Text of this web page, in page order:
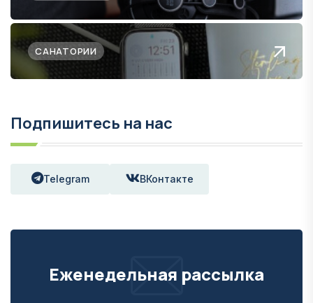
САНАТОРИИ
Подпишитесь на нас
Telegram ВКонтакте
Еженедельная рассылка